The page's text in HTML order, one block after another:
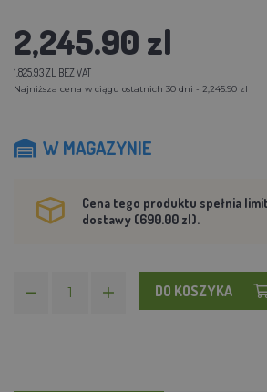
2,245.90 zl
1,825.93 ZL BEZ VAT
Najniższa cena w ciągu ostatnich 30 dni - 2,245.90 zl
W MAGAZYNIE
Cena tego produktu spełnia
dostawy (690.00 zl).
DO KOSZYKA